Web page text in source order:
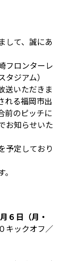
して、誠にあ
フロンターレ
ジアム）
送いただきま
れる福岡市出
前のピッチに
お知らせいた
予定しており
６日（月・
キックオフ／